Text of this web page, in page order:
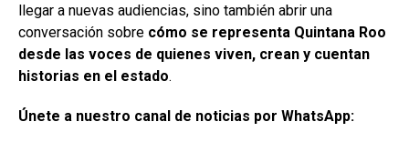
llegar a nuevas audiencias, sino también abrir una
conversación sobre cómo se representa Quintana Roo
desde las voces de quienes viven, crean y cuentan
historias en el estado.
Únete a nuestro canal de noticias por WhatsApp: